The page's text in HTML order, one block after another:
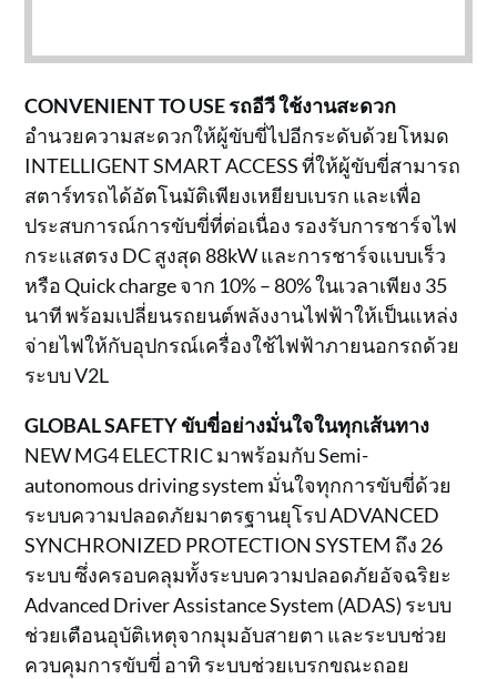
CONVENIENT TO USE รถอีวี ใช้งานสะดวก
อำนวยความสะดวกให้ผู้ขับขี่ไปอีกระดับด้วยโหมด
INTELLIGENT SMART ACCESS ที่ให้ผู้ขับขี่สามารถ
สตาร์ทรถได้อัตโนมัติเพียงเหยียบเบรก และเพื่อ
ประสบการณ์การขับขี่ที่ต่อเนื่อง รองรับการชาร์จไฟ
กระแสตรง DC สูงสุด 88kW และการชาร์จแบบเร็ว
หรือ Quick charge จาก 10% – 80% ในเวลาเพียง 35
นาที พร้อมเปลี่ยนรถยนต์พลังงานไฟฟ้าให้เป็นแหล่ง
จ่ายไฟให้กับอุปกรณ์เครื่องใช้ไฟฟ้าภายนอกรถด้วย
ระบบ V2L
GLOBAL SAFETY ขับขี่อย่างมั่นใจในทุกเส้นทาง
NEW MG4 ELECTRIC มาพร้อมกับ Semi-
autonomous driving system มั่นใจทุกการขับขี่ด้วย
ระบบความปลอดภัยมาตรฐานยุโรป ADVANCED
SYNCHRONIZED PROTECTION SYSTEM ถึง 26
ระบบ ซึ่งครอบคลุมทั้งระบบความปลอดภัยอัจฉริยะ
Advanced Driver Assistance System (ADAS) ระบบ
ช่วยเตือนอุบัติเหตุจากมุมอับสายตา และระบบช่วย
ควบคุมการขับขี่ อาทิ ระบบช่วยเบรกขณะถอย